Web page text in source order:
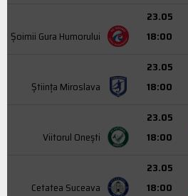
Şoimii Gura Humorului
23.05
18:00
Știința Miroslava
23.05
18:00
Viitorul Onești
23.05
18:00
Cetatea Suceava
23.05
18:00